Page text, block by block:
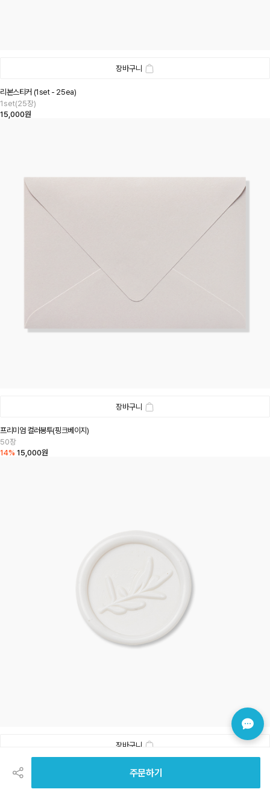
장바구니
리본스티커 (1set - 25ea)
1set(25장)
15,000원
장바구니
프리미엄 컬러봉투(핑크베이지)
50장
14% 15,000원
장바구니
실링스티커 화이트LEAF (1set - 25ea)
1set(25장)
18,000원
주문하기